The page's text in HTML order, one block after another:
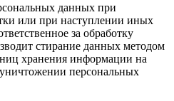
данных при
или при наступлении иных
за обработку
стирание данных методом
хранения информации на
персональных